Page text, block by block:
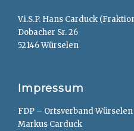
V.i.S.P. Hans Carduck
Dobacher Sr. 26
52146 Würselen
Impressum
FDP – Ortsverband Würselen
Markus Carduck